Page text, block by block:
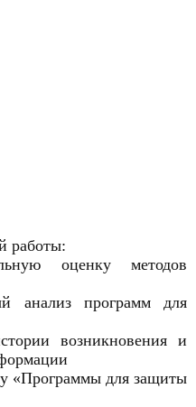
работы:
оценку методов
анализ программ для
возникновения и
«Программы для защиты